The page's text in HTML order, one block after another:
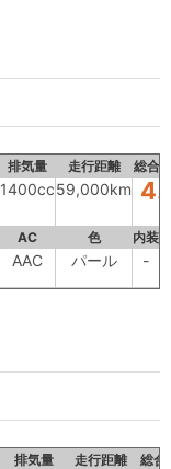
排気量 走行距離 総合
1400cc59,000km
AC 色 内装
AAC パール -
排気量 走行距離 総合